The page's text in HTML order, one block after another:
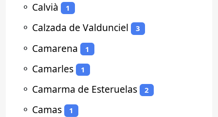
⚬ Calvià 1
⚬ Calzada de Valdunciel 3
⚬ Camarena 1
⚬ Camarles 1
⚬ Camarma de Esteruelas 2
⚬ Camas 1